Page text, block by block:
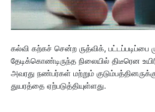
கல்வி கற்கச் சென்ற ருத்விக், பட்டப்படிப்பை
தேடிக்கொண்டிருந்த நிலையில் திடீரென
அவரது நண்பர்கள் மற்றும்
துயரத்தை ஏற்படுத்தியுள்ளது.